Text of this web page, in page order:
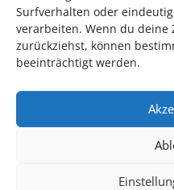
Surfverhalten oder
verarbeiten. Wenn du
zurückziehst, können
beeinträchtigt werden.
TECHNIK SUPPORT GESUCHT!
*KULTURTIPP SOMMERPAUSE: